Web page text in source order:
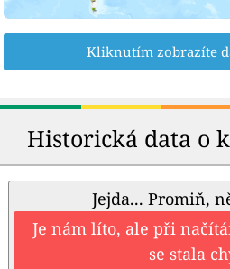
Kliknutím zobrazíte
Historická data o
Jejda... Promiň,
Je nám líto, ale při
se stala